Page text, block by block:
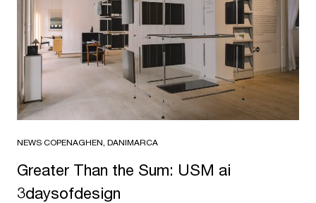
NEWS·COPENAGHEN, DANIMARCA
Greater Than the Sum: USM ai
3daysofdesign